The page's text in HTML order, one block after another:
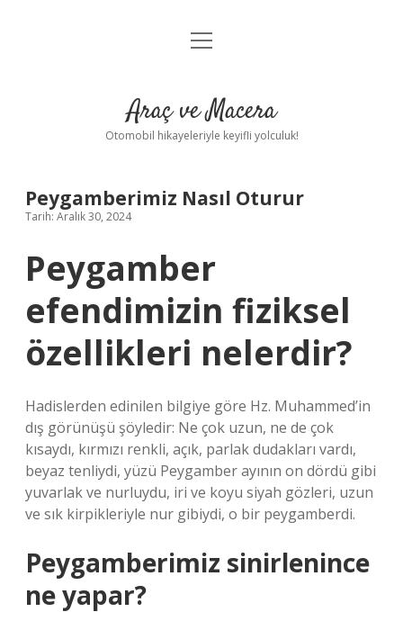
Anasayfa
Yasal Uyarı
menüyü
Araç ve Macera
Otomobil hikayeleriyle keyifli yolculuk!
Peygamberimiz Nasıl Oturur
Tarih: Aralık 30, 2024
Peygamber
efendimizin fiziksel
özellikleri nelerdir?
Hadislerden edinilen bilgiye göre Hz. Muhammed’in
dış görünüşü şöyledir: Ne çok uzun, ne de çok
kısaydı, kırmızı renkli, açık, parlak dudakları vardı,
beyaz tenliydi, yüzü Peygamber ayının on dördü gibi
yuvarlak ve nurluydu, iri ve koyu siyah gözleri, uzun
ve sık kirpikleriyle nur gibiydi, o bir peygamberdi.
Peygamberimiz sinirlenince
ne yapar?